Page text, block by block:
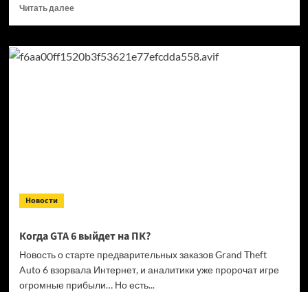
Читать далееПрочитать
Кандидат
в президенты
Новости
Когда GTA 6 выйдет на ПК?
Новость о старте предварительных заказов Grand Theft
Auto 6 взорвала Интернет, и аналитики уже пророчат игре
огромные прибыли… Но есть...